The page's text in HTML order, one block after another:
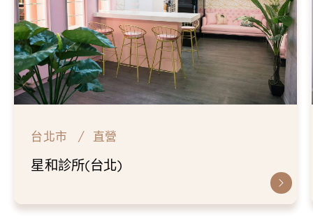
台北市 直營
星和診所(台北)